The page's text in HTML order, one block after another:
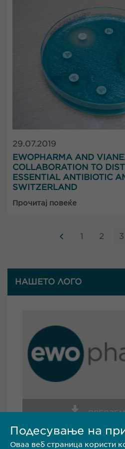
НАШЕТО ЛОГО
29.07.2019
EWOPHARMA AND
COLLABORATION TO
ESSENTIAL ANTIBIOTIC
SWITZERLAND
Прочитај повеќе
1 2 3
Подесување на
Оваа веб страница користи